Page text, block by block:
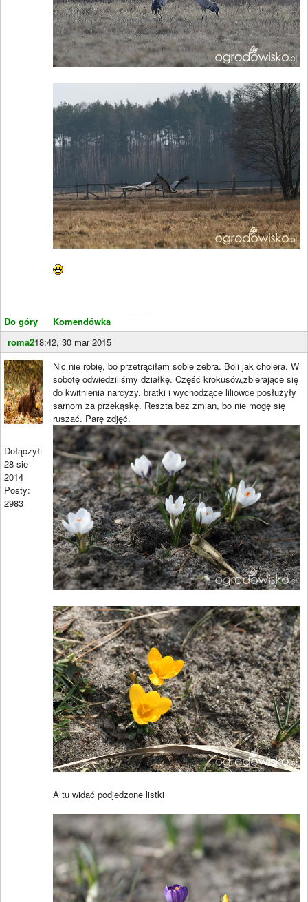
Do góry
Komendówka
roma218:42, 30 mar 2015
Dołączył:
28 sie
2014
Posty:
2983
Nic nie robię, bo przetrąciłam sobie żebra. Boli jak cholera. W
sobotę odwiedziliśmy działkę. Część krokusów,zbierające się
do kwitnienia narcyzy, bratki i wychodzące liliowce posłużyły
sarnom za przekąskę. Reszta bez zmian, bo nie mogę się
ruszać. Parę zdjęć.
A tu widać podjedzone listki